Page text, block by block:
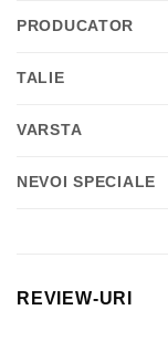
PRODUCATOR
TALIE
VARSTA
NEVOI SPECIALE
REVIEW-URI